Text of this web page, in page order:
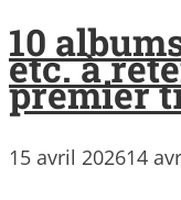
10
etc. à
premier
15 avril 202614